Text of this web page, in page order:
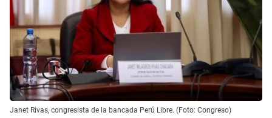
Janet Rivas, congresista de la bancada Perú Libre. (Foto: Congreso)